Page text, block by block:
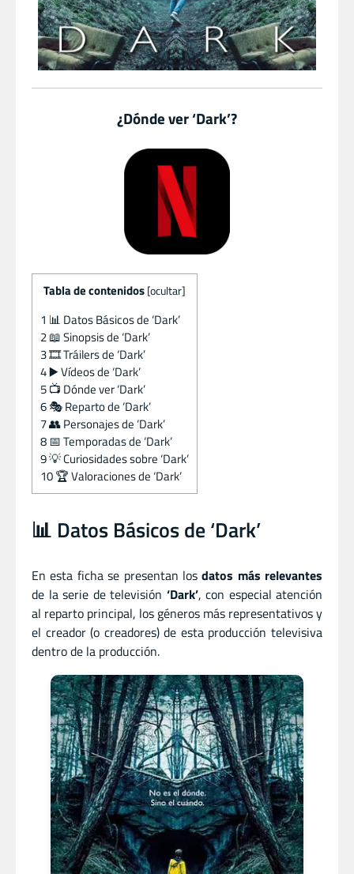
¿Dónde ver ‘Dark’?
Tabla de contenidos [ocultar]
1 📊 Datos Básicos de ‘Dark’
2📖 Sinopsis de ‘Dark’
3🎞️ Tráilers de ‘Dark’
4▶️ Vídeos de ‘Dark’
5📺 Dónde ver ‘Dark’
6🎭 Reparto de ‘Dark’
7👥 Personajes de ‘Dark’
8📅 Temporadas de ‘Dark’
9💡 Curiosidades sobre ‘Dark’
10🏆 Valoraciones de ‘Dark’
📊 Datos Básicos de ‘Dark’
En esta ficha se presentan losdatos más relevantes
de la serie de televisión ‘Dark’, con especial atención
al reparto principal, los géneros más representativos y
el creador (o creadores) de esta producción televisiva
dentro de la producción.